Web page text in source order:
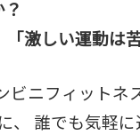
激しい運動は苦
ニフィットネ
、 誰でも気軽